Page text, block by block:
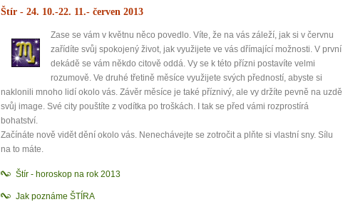
Štír - 24. 10.-22. 11.- červen 2013
Zase se vám v květnu něco povedlo. Víte, že na vás záleží, jak si v červnu
zařídíte svůj spokojený život, jak využijete ve vás dřímající možnosti. V první
dekádě se vám někdo citově oddá. Vy se k této přízni postavíte velmi
rozumově. Ve druhé třetině měsíce využijete svých předností, abyste si
naklonili mnoho lidí okolo vás. Závěr měsíce je také příznivý, ale vy držíte pevně na uzdě
svůj image. Své city pouštíte z vodítka po troškách. I tak se před vámi rozprostírá
bohatství.
Začínáte nově vidět dění okolo vás. Nenechávejte se zotročit a plňte si vlastní sny. Sílu
na to máte.
Štír - horoskop na rok 2013
Jak poznáme ŠTÍRA